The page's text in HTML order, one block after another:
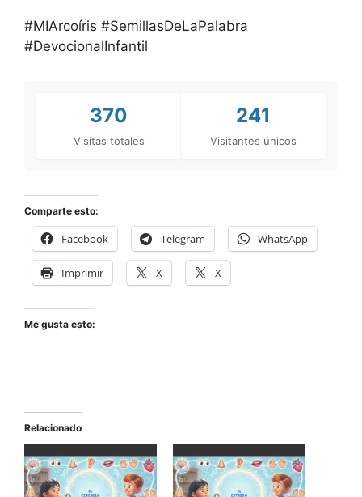
#MIArcoíris #SemillasDeLaPalabra
#DevocionalInfantil
370
Visitas totales
241
Visitantes únicos
Comparte esto:
Facebook Telegram WhatsApp
Imprimir X X
Me gusta esto:
Relacionado